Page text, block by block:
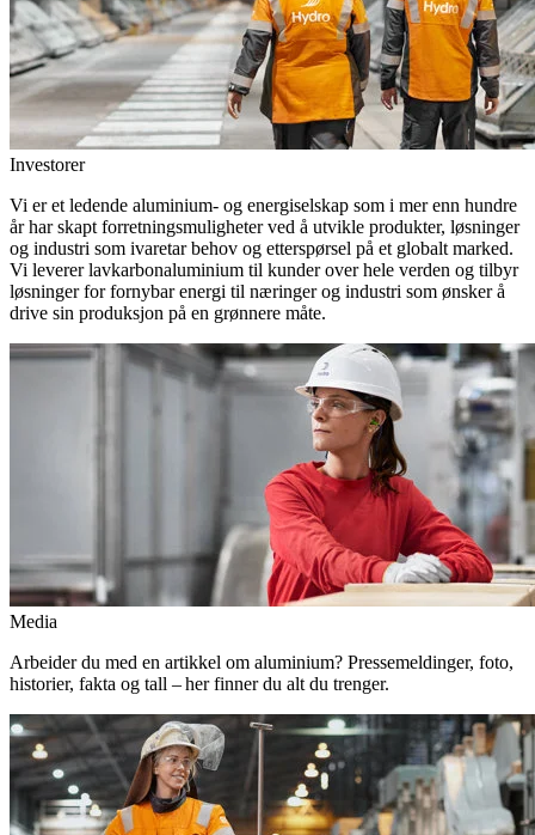
Investorer
Vi er et ledende aluminium- og energiselskap som i mer enn hundre
år har skapt forretningsmuligheter ved å utvikle produkter, løsninger
og industri som ivaretar behov og etterspørsel på et globalt marked.
Vi leverer lavkarbonaluminium til kunder over hele verden og tilbyr
løsninger for fornybar energi til næringer og industri som ønsker å
drive sin produksjon på en grønnere måte.
Media
Arbeider du med en artikkel om aluminium? Pressemeldinger, foto,
historier, fakta og tall – her finner du alt du trenger.